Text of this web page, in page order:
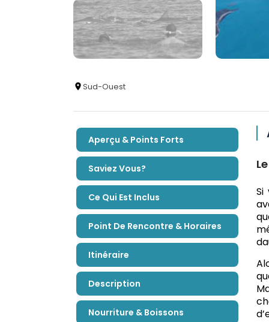
Sud-Ouest
Aperçu & Points Forts
Saviez Vous?
Ce Qui Est Inclus
Point De Rencontre & Horaires
Itinéraire
Description
Nourriture & Boissons
Si